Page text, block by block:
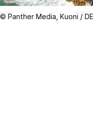
© Panther Media, Kuoni /